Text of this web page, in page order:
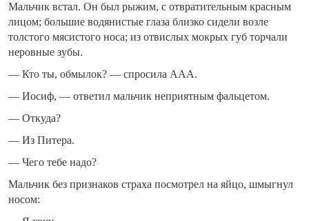
Мальчик встал. Он был рыжим, с отвратительным красным
лицом; большие водянистые глаза близко сидели возле
толстого мясистого носа; из отвислых мокрых губ торчали
неровные зубы.
— Кто ты, обмылок? — спросила ААА.
— Иосиф, — ответил мальчик неприятным фальцетом.
— Откуда?
— Из Питера.
— Чего тебе надо?
Мальчик без признаков страха посмотрел на яйцо, шмыгнул
носом: